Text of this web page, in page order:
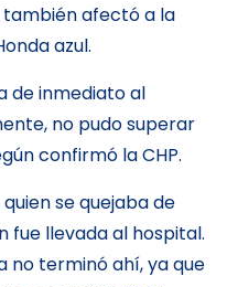
afectó a la
azul.
de inmediato al
no pudo superar
confirmó la CHP.
se quejaba de
llevada al hospital.
no terminó ahí, ya que